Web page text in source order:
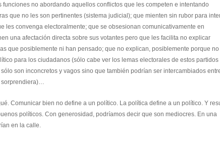
funciones no abordando aquellos conflictos que les competen e intentando
que no les son pertinentes (sistema judicial); que mienten sin rubor para
les convenga electoralmente; que se obsesionan comunicativamente en
una afectación directa sobre sus votantes pero que les facilita no explicar
que posiblemente ni han pensado; que no explican, posiblemente porque no
para los ciudadanos (sólo cabe ver los lemas electorales de estos partidos
son inconcretos y vagos sino que también podrían ser intercambiados
sorprendiera)…
Comunicar bien no define a un político. La política define a un político. Y
políticos. Con generosidad, podríamos decir que son mediocres. En una
en la calle.